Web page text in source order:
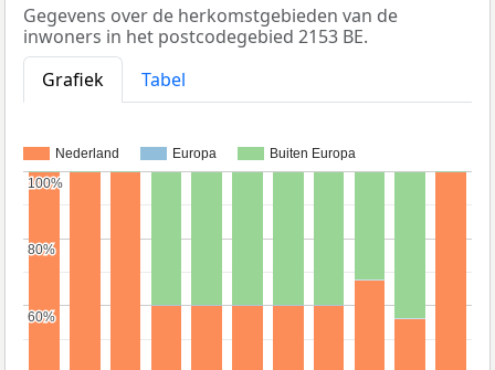
Gegevens over de herkomstgebieden van de
inwoners in het postcodegebied 2153 BE.
Grafiek
Tabel
Nederland Europa Buiten Europa
60%
60%
80%
80%
100%
100%